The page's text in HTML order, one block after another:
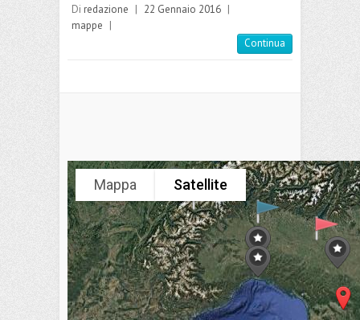
Di redazione | 22 Gennaio 2016 |
mappe |
Continua
Mappa Satellite